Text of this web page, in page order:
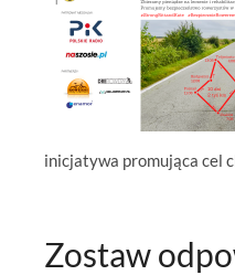
inicjatywa promująca cel
Zostaw